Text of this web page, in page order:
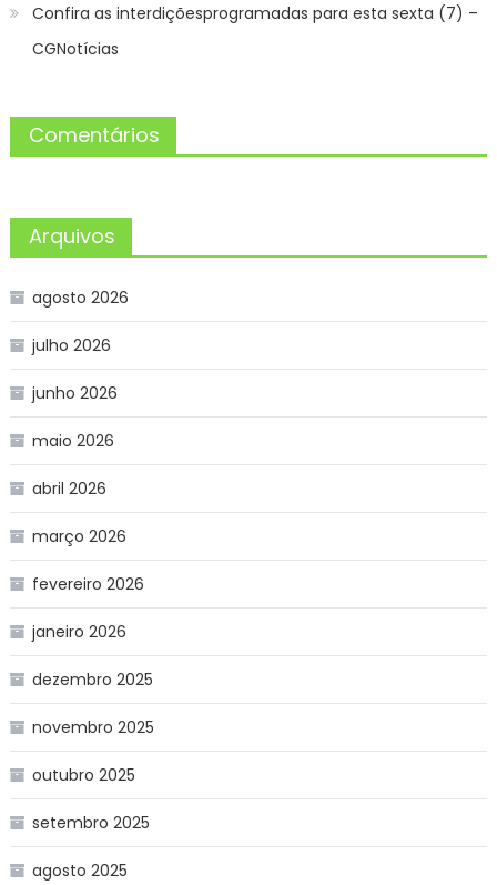
Confira as interdiçõesprogramadas para esta sexta (7) –
CGNotícias
Comentários
Arquivos
agosto 2026
julho 2026
junho 2026
maio 2026
abril 2026
março 2026
fevereiro 2026
janeiro 2026
dezembro 2025
novembro 2025
outubro 2025
setembro 2025
agosto 2025